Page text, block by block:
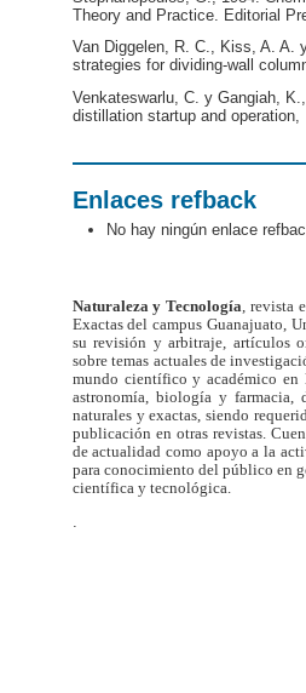
Theory and Practice. Editorial
Van Diggelen, R. C., Kiss, A. A.
strategies for dividing-wall
Venkateswarlu, C. y Gangiah,
distillation startup and
Enlaces refback
No hay ningún enlace
Naturaleza y Tecnología, revista
Exactas del campus Guanajuato,
su revisión y arbitraje, artículos
sobre temas actuales de
mundo científico y académico en
astronomía, biología y farmacia,
naturales y exactas, siendo
publicación en otras revistas.
de actualidad como apoyo a la
para conocimiento del público en
científica y tecnológica.